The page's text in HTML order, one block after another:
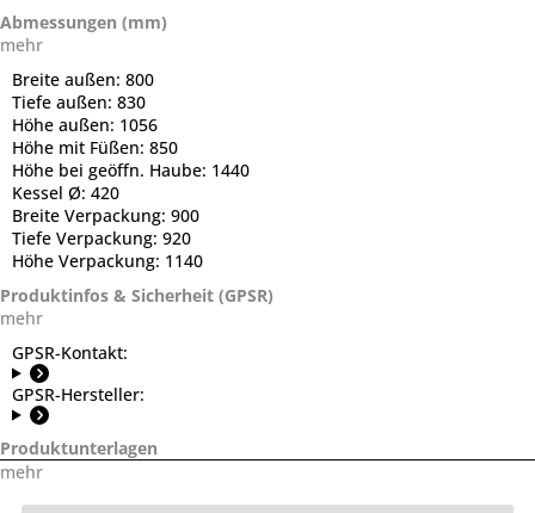
Abmessungen (mm)
mehr
Breite außen: 800
Tiefe außen: 830
Höhe außen: 1056
Höhe mit Füßen: 850
Höhe bei geöffn. Haube: 1440
Kessel Ø: 420
Breite Verpackung: 900
Tiefe Verpackung: 920
Höhe Verpackung: 1140
Produktinfos & Sicherheit (GPSR)
mehr
GPSR-Kontakt:
GPSR-Hersteller:
Produktunterlagen
mehr